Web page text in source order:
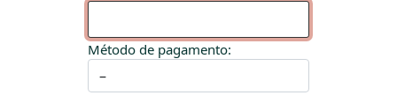
Método de pagamento: